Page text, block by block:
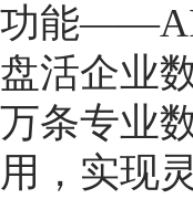
功能——AI
盘活企业
万条专业
用，实现